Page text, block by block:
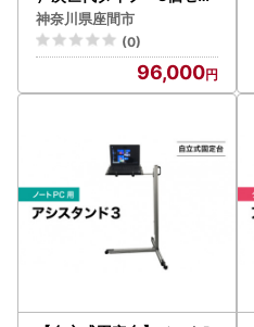
ト
神奈川県座間市
(0)
96,000